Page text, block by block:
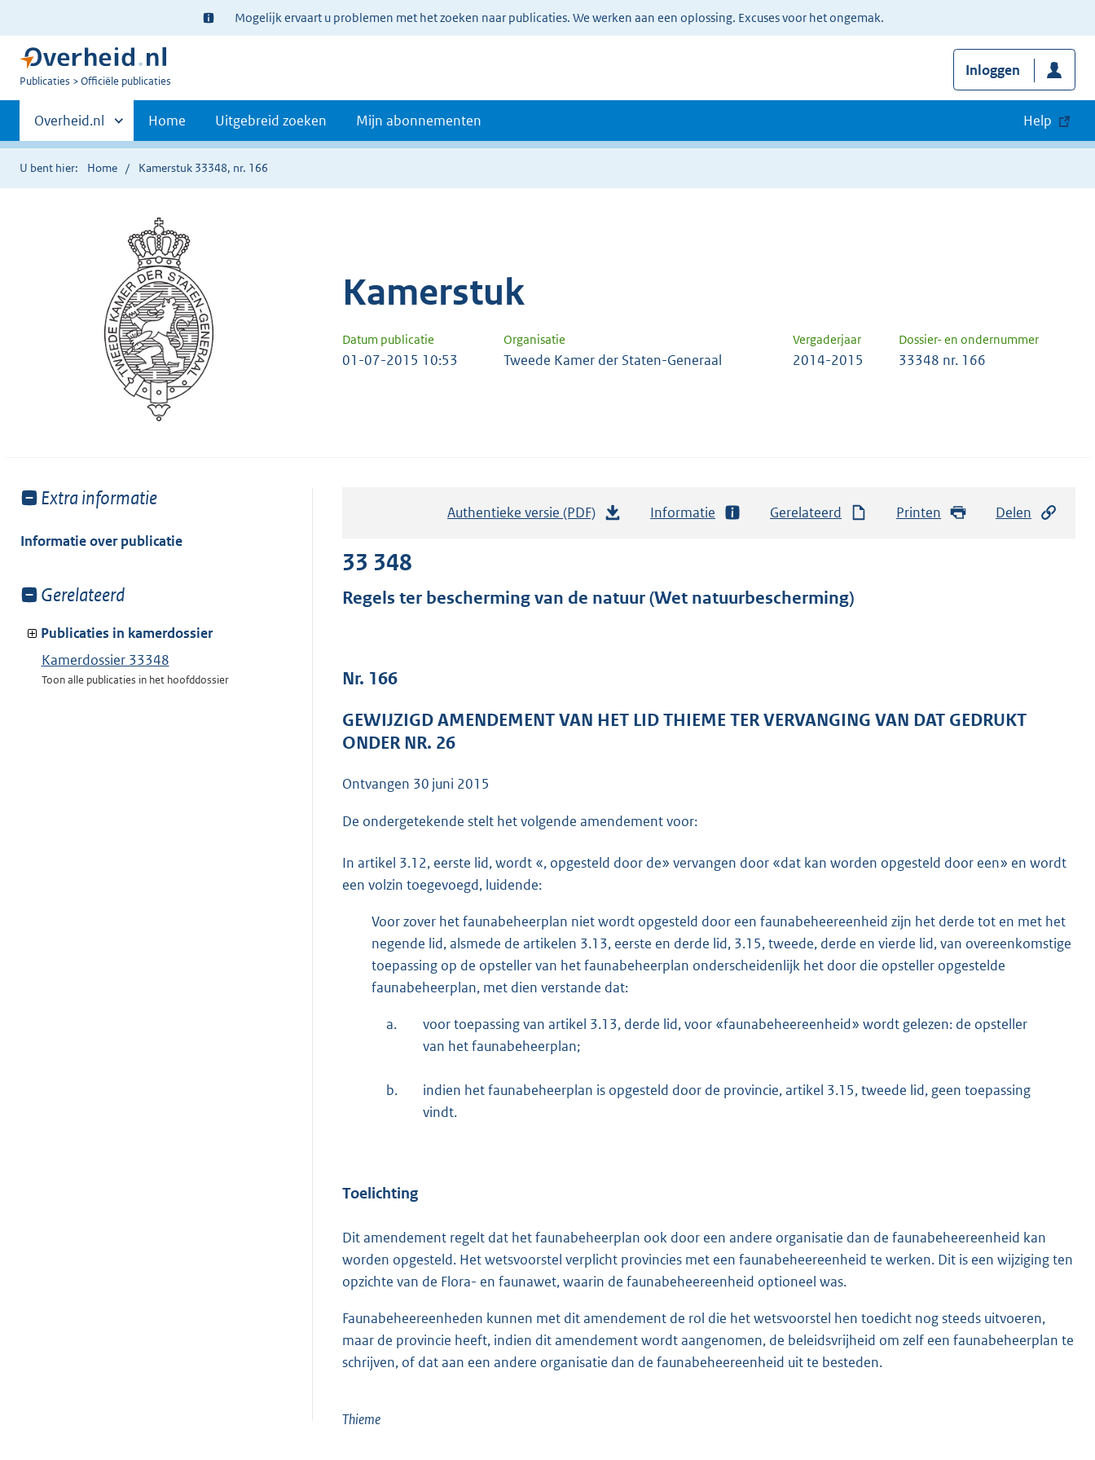
Ter
informatie:
Mogelijk ervaart u problemen met het zoeken naar publicaties. We werken aan een oplossing. Excuses voor het ongemak.
U
Publicaties Officiële publicaties
Inloggen
Primaire
navigatie
Andere
sites
binnen
Overheid.nl Home Uitgebreid zoeken Mijn abonnementen Help
U bent hier: Home Kamerstuk 33348, nr. 166
Kamerstuk
Datum publicatie Organisatie Vergaderjaar Dossier- en ondernummer
01-07-2015 10:53 Tweede Kamer der Staten-Generaal 2014-2015 33348 nr. 166
Toon
van:
Extra informatie
Informatie over publicatie
Toon
van:
Gerelateerd
Publicaties in kamerdossier
Kamerdossier 33348
Toon alle publicaties in het hoofddossier
Authentieke versie (PDF)
a
r
e
3
b
Informatie Gerelateerd Printen Delen
33 348
Regels ter bescherming van de natuur (Wet natuurbescherming)
Nr. 166
GEWIJZIGD AMENDEMENT VAN HET LID THIEME TER VERVANGING VAN DAT GEDRUKT
ONDER NR. 26
Ontvangen 30 juni 2015
De ondergetekende stelt het volgende amendement voor:
In artikel 3.12, eerste lid, wordt «, opgesteld door de» vervangen door «dat kan worden opgesteld door een» en wordt
een volzin toegevoegd, luidende:
Voor zover het faunabeheerplan niet wordt opgesteld door een faunabeheereenheid zijn het derde tot en met het
negende lid, alsmede de artikelen 3.13, eerste en derde lid, 3.15, tweede, derde en vierde lid, van overeenkomstige
toepassing op de opsteller van het faunabeheerplan onderscheidenlijk het door die opsteller opgestelde
faunabeheerplan, met dien verstande dat:
a.
voor toepassing van artikel 3.13, derde lid, voor «faunabeheereenheid» wordt gelezen: de opsteller
van het faunabeheerplan;
b.
indien het faunabeheerplan is opgesteld door de provincie, artikel 3.15, tweede lid, geen toepassing
vindt.
Toelichting
Dit amendement regelt dat het faunabeheerplan ook door een andere organisatie dan de faunabeheereenheid kan
worden opgesteld. Het wetsvoorstel verplicht provincies met een faunabeheereenheid te werken. Dit is een wijziging ten
opzichte van de Flora- en faunawet, waarin de faunabeheereenheid optioneel was.
Faunabeheereenheden kunnen met dit amendement de rol die het wetsvoorstel hen toedicht nog steeds uitvoeren,
maar de provincie heeft, indien dit amendement wordt aangenomen, de beleidsvrijheid om zelf een faunabeheerplan te
schrijven, of dat aan een andere organisatie dan de faunabeheereenheid uit te besteden.
Thieme